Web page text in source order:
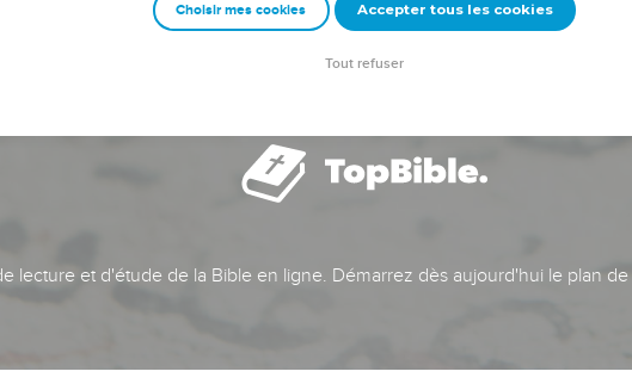
lecture et d'étude de la Bible en ligne. Démarrez dès aujourd'hui le plan
Choisir mes cookies Accepter tous les cookies
Tout refuser